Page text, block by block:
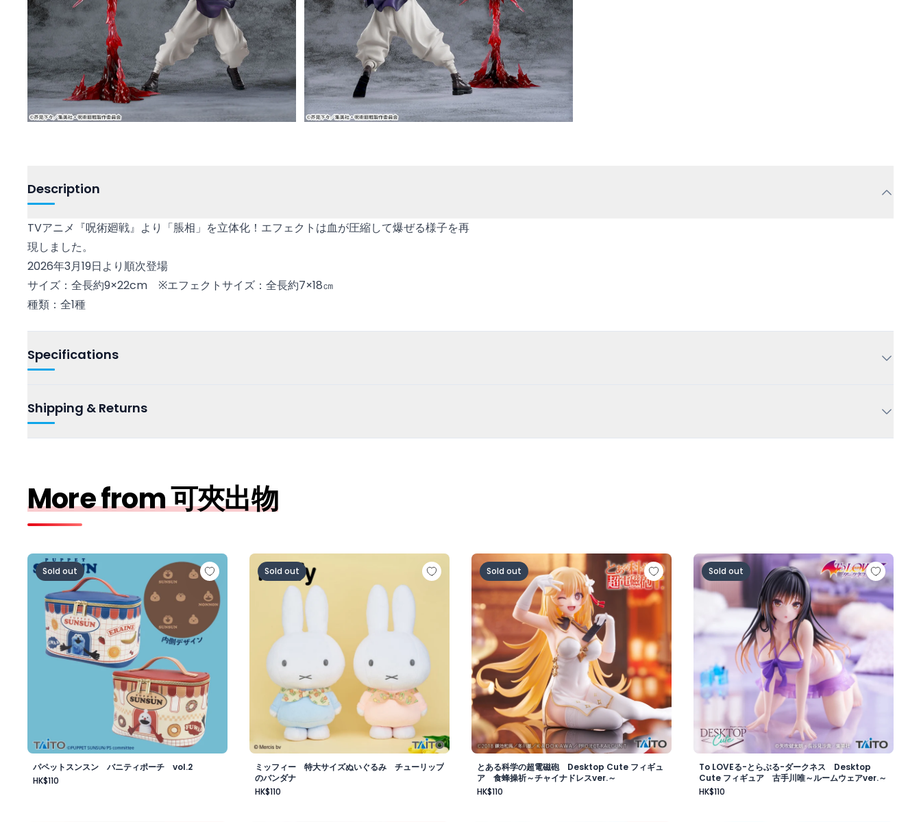
Description
TVアニメ『呪術廻戦』より「脹相」を立体化！エフェクトは血が圧縮して爆ぜる様子を再
現しました。
2026年3月19日より順次登場
サイズ：全長約9×22cm ※エフェクトサイズ：全長約7×18㎝
種類：全1種
Specifications
Shipping & Returns
More from 可夾出物
パペットスンスン バニティポーチ vol.2
Sold out
パペットスンスン バニティポーチ vol.2
HK$110
ミッフィー 特大サイズぬいぐるみ チューリップのバンダナ
Sold out
ミッフィー 特大サイズぬいぐるみ チューリップ
のバンダナ
HK$110
とある科学の超電磁砲 Desktop Cute フィギュア 食蜂操祈～チャイナドレスver.～
Sold out
とある科学の超電磁砲 Desktop Cute フィギュ
ア 食蜂操祈～チャイナドレスver.～
HK$110
To LOVEる-とらぶる-ダークネス Desktop
Sold out
To LOVEる-とらぶる-ダークネス Desktop
Cute フィギュア 古手川唯～ルームウェアver.～
HK$110